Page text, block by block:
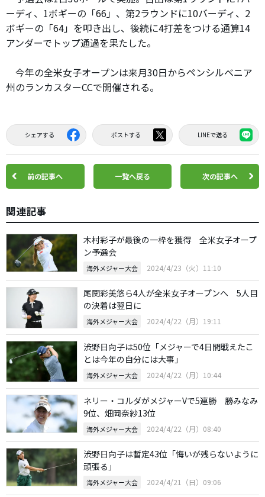
ーディ、1ボギーの「66」、第2ラウンドに10バーディ、2
ボギーの「64」を叩き出し、後続に4打差をつける通算14
アンダーでトップ通過を果たした。
今年の全米女子オープンは来月30日からペンシルベニア
州のランカスターCCで開催される。
シェアする ポストする LINEで送る
前の記事へ 一覧へ戻る 次の記事へ
関連記事
木村彩子が最後の一枠を獲得 全米女子オープ
ン予選会
海外メジャー大会 2024/4/23（火）11:10
尾関彩美悠ら4人が全米女子オープンへ 5人目
の決着は翌日に
海外メジャー大会 2024/4/22（月）19:11
渋野日向子は50位「メジャーで4日間戦えたこ
とは今年の自分には大事」
海外メジャー大会 2024/4/22（月）10:44
ネリー・コルダがメジャーVで5連勝 勝みなみ
9位、畑岡奈紗13位
海外メジャー大会 2024/4/22（月）08:40
渋野日向子は暫定43位「悔いが残らないように
頑張る」
海外メジャー大会 2024/4/21（日）09:06